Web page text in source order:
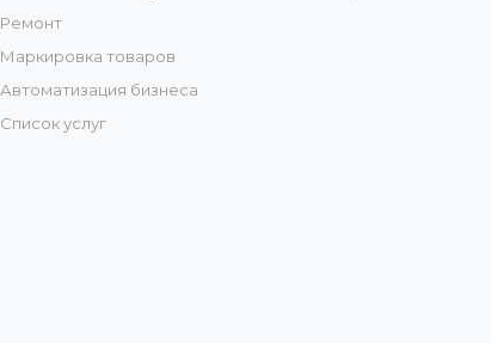
Ремонт
Маркировка товаров
Автоматизация бизнеса
Список услуг